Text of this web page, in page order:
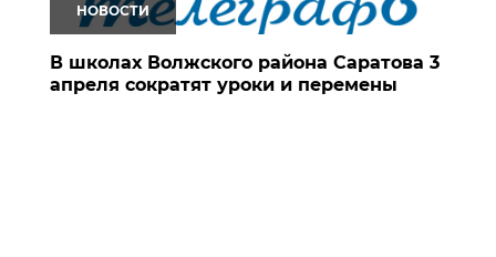
НОВОСТИ
В школах Волжского района Саратова 3
апреля сократят уроки и перемены